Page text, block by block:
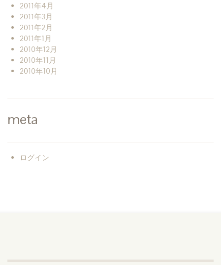
2011年4月
2011年3月
2011年2月
2011年1月
2010年12月
2010年11月
2010年10月
meta
ログイン